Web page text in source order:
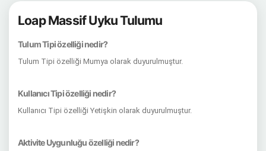
Loap Massif Uyku Tulumu
Tulum Tipi özelliği nedir?
Tulum Tipi özelliği Mumya olarak duyurulmuştur.
Kullanıcı Tipi özelliği nedir?
Kullanıcı Tipi özelliği Yetişkin olarak duyurulmuştur.
Aktivite Uygunluğu özelliği nedir?